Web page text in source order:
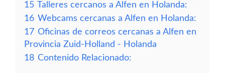
15 Talleres cercanos a Alfen en Holanda:
16 Webcams cercanas a Alfen en Holanda:
17 Oficinas de correos cercanas a Alfen en
Provincia Zuid-Holland - Holanda
18 Contenido Relacionado: